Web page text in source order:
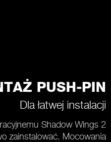
PUSH-PIN
Dla łatwej instalacji
Shadow Wings 2
zainstalować. Mocowania